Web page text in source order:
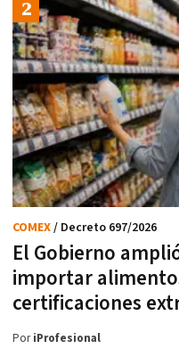
El Gobierno
importar
certificaciones
COMEX/ Decreto 697/2026
PoriProfesional